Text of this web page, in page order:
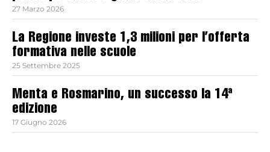
27 Marzo 2026
La Regione investe 1,3 milioni per l’offerta
formativa nelle scuole
25 Settembre 2025
Menta e Rosmarino, un successo la 14ª
edizione
17 Giugno 2026